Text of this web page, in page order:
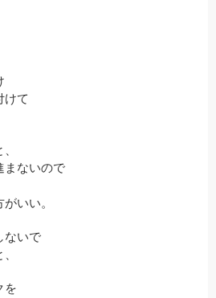
けて
まないので
いい。
ないで
を